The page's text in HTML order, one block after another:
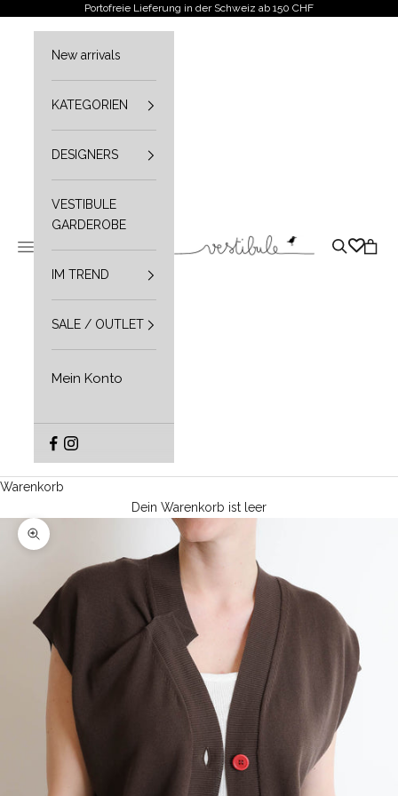
Zum Inhalt springenPortofreie Lieferung in der Schweiz ab 150 CHF
Vestibule
Navigationsmenü öffnen Suche
New arrivals
KATEGORIEN
DESIGNERS
VESTIBULE
GARDEROBE
IM TREND
SALE / OUTLET
Mein Konto
Warenkorb
Dein Warenkorb ist leer
Bild vergrößern